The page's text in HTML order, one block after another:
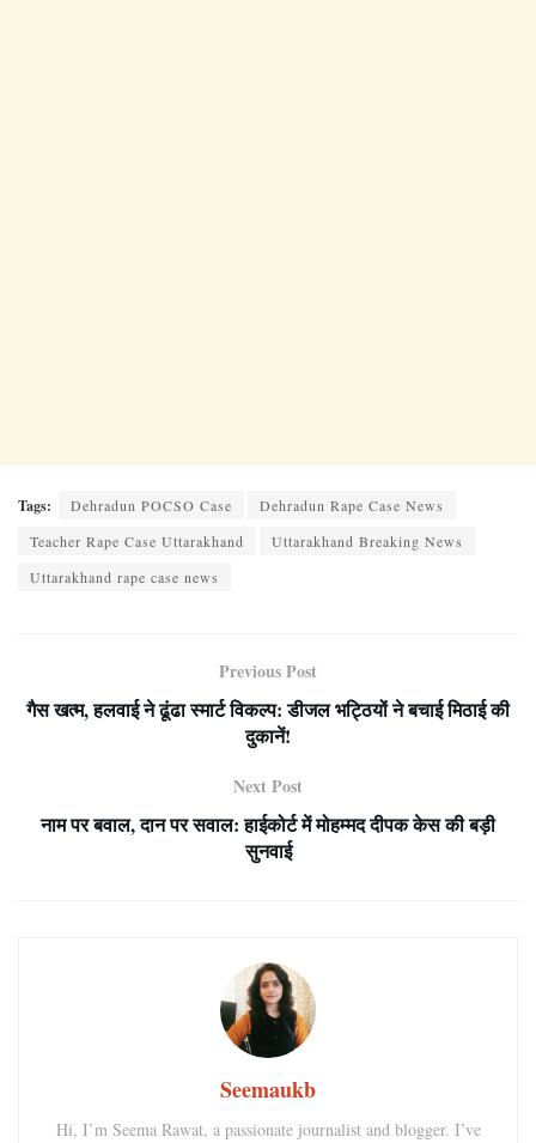
Tags: Dehradun POCSO Case
Dehradun Rape Case News
Teacher Rape Case Uttarakhand
Uttarakhand Breaking News
Uttarakhand rape case news
Previous Post
गैस खत्म, हलवाई ने ढूंढा स्मार्ट विकल्प: डीजल भट्ठियों ने बचाई मिठाई की
दुकानें!
Next Post
नाम पर बवाल, दान पर सवाल: हाईकोर्ट में मोहम्मद दीपक केस की बड़ी
सुनवाई
Seemaukb
Hi, I’m Seema Rawat, a passionate journalist and blogger. I’ve